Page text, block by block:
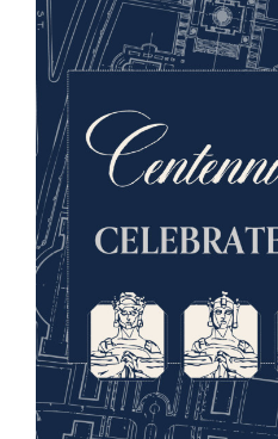
Photographie de
une messe sur le
montagne
Autriche-Hongrie, ch.
ID d'objet : 2019.47.3217
Image(s)